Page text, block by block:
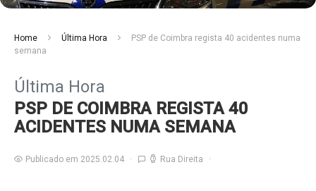
Home Última Hora
PSP de Coimbra regista 40 acidentes numa
semana
Última Hora
PSP DE COIMBRA REGISTA 40
ACIDENTES NUMA SEMANA
Publicado em 2025.02.04 Rua Direita